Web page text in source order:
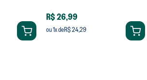
R$ 26,99
ou1x deR$ 24,29